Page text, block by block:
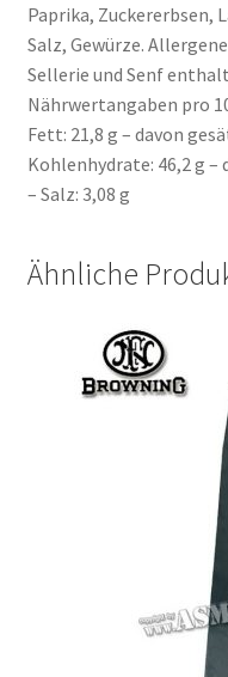
Paprika, Zuckererbsen,
Salz, Gewürze.
Sellerie und Senf
Nährwertangaben pro
Fett: 21,8 g – davon
Kohlenhydrate: 46,2 g –
– Salz: 3,08 g
Ähnliche